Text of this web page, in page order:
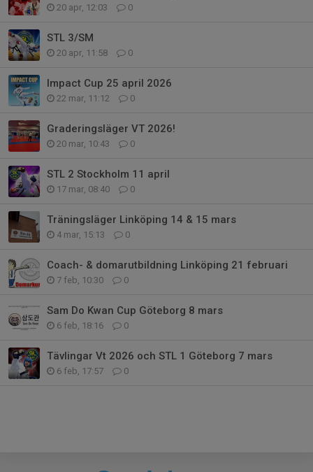
20 apr, 12:03 0
STL 3/SM
20 apr, 11:58 0
Impact Cup 25 april 2026
22 mar, 11:12 0
Graderingsläger VT 2026!
20 mar, 10:43 0
STL 2 Stockholm 11 april
17 mar, 08:40 0
Träningsläger Linköping 14 & 15 mars
4 mar, 15:13 0
Coach- & domarutbildning Linköping 21 februari
7 feb, 10:30 0
Sam Do Kwan Cup Göteborg 8 mars
6 feb, 18:16 0
Tävlingar Vt 2026 och STL 1 Göteborg 7 mars
6 feb, 17:57 0